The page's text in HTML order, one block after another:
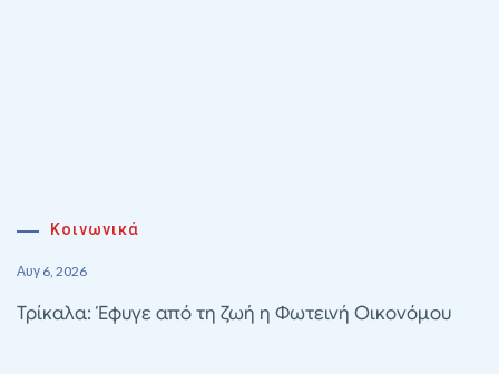
Κοινωνικά
Αυγ 6, 2026
Τρίκαλα: Έφυγε από τη ζωή η Φωτεινή Οικονόμου